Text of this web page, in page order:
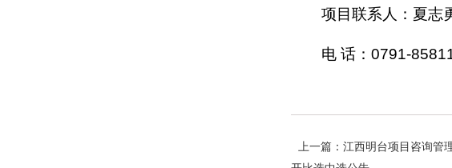
项目联系人：夏志
电 话：0791-
上一篇：江西明台项目咨询